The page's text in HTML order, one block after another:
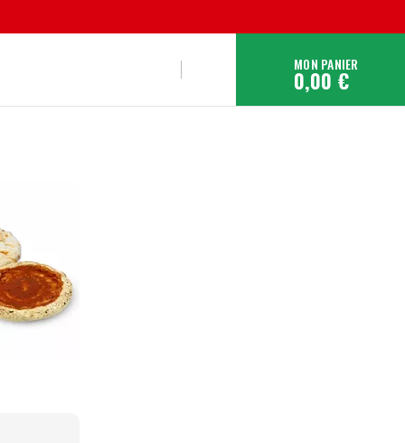
MON PANIER
0,00 €